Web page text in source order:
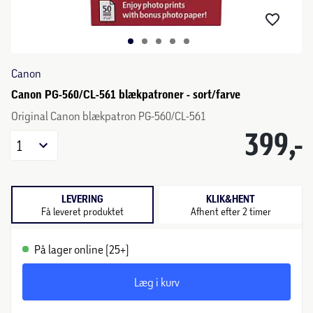
Canon
Canon PG-560/CL-561 blækpatroner - sort/farve
Original Canon blækpatron PG-560/CL-561
399,-
1
LEVERING
Få leveret produktet
KLIK&HENT
Afhent efter 2 timer
På lager online (25+)
Læg i kurv